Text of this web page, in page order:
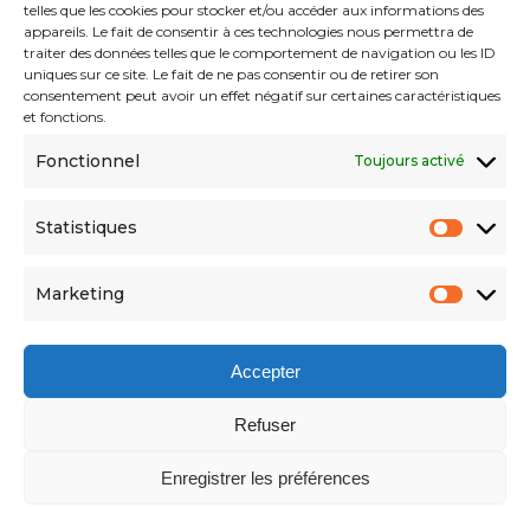
telles que les cookies pour stocker et/ou accéder aux informations des
appareils. Le fait de consentir à ces technologies nous permettra de
traiter des données telles que le comportement de navigation ou les ID
uniques sur ce site. Le fait de ne pas consentir ou de retirer son
consentement peut avoir un effet négatif sur certaines caractéristiques
et fonctions.
Fonctionnel Toujours activé
Statistiques
Marketing
Accepter
Refuser
Enregistrer les préférences
Collection Lumina
Collection Moderna
Collection Natura
Contact
Mentions Légales